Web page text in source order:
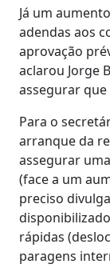
Já um
adendas aos
aprovação
aclarou Jorge
assegurar que
Para o
arranque da
assegurar
(face a um
preciso
rápidas
paragens